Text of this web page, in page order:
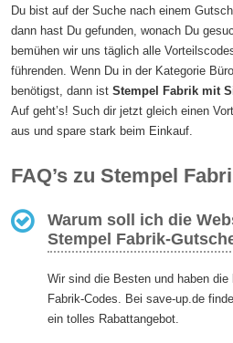
Du bist auf der Suche nach einem
dann hast Du gefunden, wonach Du
bemühen wir uns täglich alle
führenden. Wenn Du in der Kategorie
benötigst, dann istStempel Fabrik mit
Auf geht’s! Such dir jetzt gleich einen
aus und spare stark beim Einkauf.
FAQ’s zu Stempel
Warum soll ich die
Stempel Fabrik-
Wir sind die Besten und haben die
Fabrik-Codes. Bei save-up.de
ein tolles Rabattangebot.